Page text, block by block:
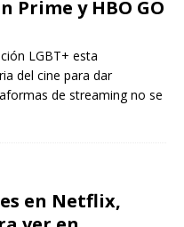
Prime y HBO GO
LGBT+ esta
del cine para dar
de streaming no se
en Netflix,